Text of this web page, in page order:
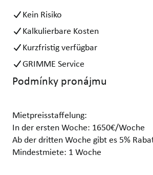
Kein Risiko
Kalkulierbare Kosten
Kurzfristig verfügbar
GRIMME Service
Podmínky pronájmu
Mietpreisstaffelung:
In der ersten Woche: 1650€/Woche
Ab der dritten Woche gibt es 5%
Mindestmiete: 1 Woche